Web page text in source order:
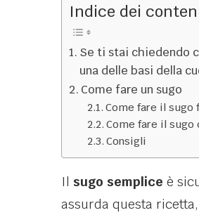
Indice dei
Se ti stai chiedendo
una delle basi della
Come fare un sugo
Come fare il sugo
Come fare il sugo
Consigli
Il sugo semplice è
assurda questa